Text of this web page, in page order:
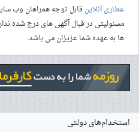
عطاری آنلاینقابل توجه همراهان وب
مسئولیتی در قبال آگهی های درج شده
ها به عهده شما عزیزان می باشد.
استخدام‌های دولتی